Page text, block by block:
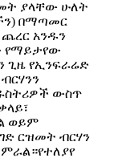
ያላቸው ሁለት
በማጣመር
ጨረር አንዱን
የማይታየው
ጊዜ የኢንፍራሬድ
ውስጥ
ወይም
ርዝመት ብርሃን